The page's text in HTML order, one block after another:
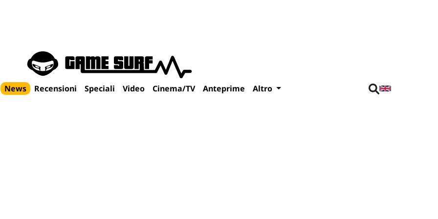
News Recensioni Speciali Video Cinema/TV Anteprime Altro